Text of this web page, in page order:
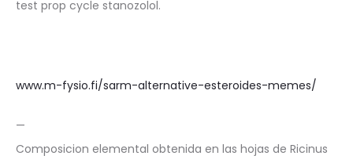
test prop cycle stanozolol.
www.m-fysio.fi/sarm-alternative-esteroides-memes/
—
Composicion elemental obtenida en las hojas de Ricinus